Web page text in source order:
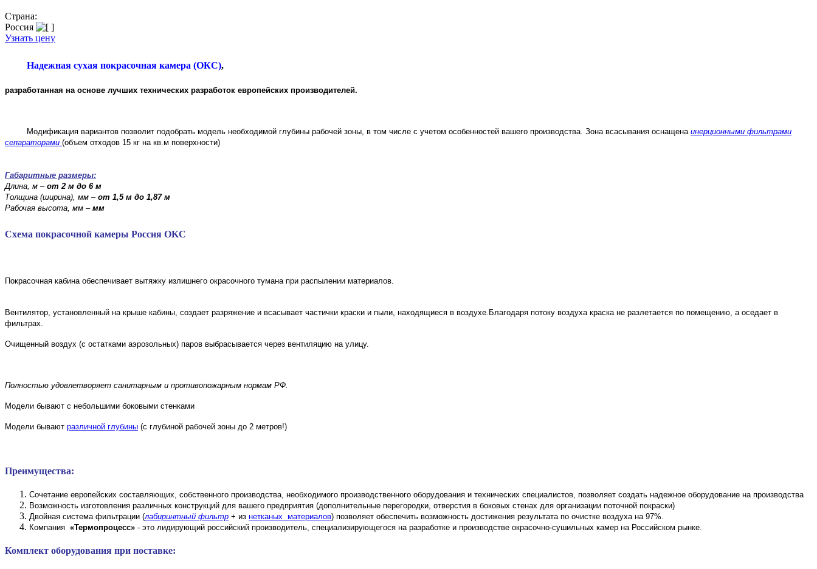
Страна:
Россия
Узнать цену
Надежная сухая покрасочная камера (ОКС),
разработанная на основе лучших технических разработок европейских производителей.
Модификация вариантов позволит подобрать модель необходимой глубины рабочей зоны, в том числе с учетом особенностей вашего производства. Зона всасывания оснащена инерционными фильтрами
сепараторами (объем отходов 15 кг на кв.м поверхности)
Габаритные размеры:
Длина, м –от 2 м до 6 м
Толщина (ширина), мм – от 1,5 м до 1,87 м
Рабочая высота, мм – мм
Схема покрасочной камеры Россия OKC
Покрасочная кабина обеспечивает вытяжку излишнего окрасочного тумана при распылении материалов.
Вентилятор, установленный на крыше кабины, создает разряжение и всасывает частички краски и пыли, находящиеся в воздухе.Благодаря потоку воздуха краска не разлетается по помещению, а оседает в
фильтрах.
Очищенный воздух (с остатками аэрозольных) паров выбрасывается через вентиляцию на улицу.
Полностью удовлетворяет санитарным и противопожарным нормам РФ.
Модели бывают с небольшими боковыми стенками
Модели бывают различной глубины (с глубиной рабочей зоны до 2 метров!)
Преимущества:
Сочетание европейских составляющих, собственного производства, необходимого производственного оборудования и технических специалистов, позволяет создать надежное оборудование на производства
Возможность изготовления различных конструкций для вашего предприятия (дополнительные перегородки, отверстия в боковых стенах для организации поточной покраски)
Двойная система фильтрации (лабиринтный фильтр + из нетканых материалов) позволяет обеспечить возможность достижения результата по очистке воздуха на 97%.
Компания «Термопроцесс» - это лидирующий российский производитель, специализирующегося на разработке и производстве окрасочно-сушильных камер на Российском рынке.
Комплект оборудования при поставке: